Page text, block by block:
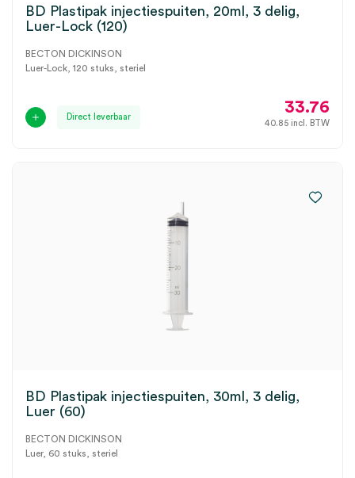
BD Plastipak injectiespuiten, 20ml, 3 delig,
Luer-Lock (120)
BECTON DICKINSON
Luer-Lock, 120 stuks, steriel
Direct leverbaar
33.76
40.85 incl. BTW
BD Plastipak injectiespuiten, 30ml, 3 delig,
Luer (60)
BECTON DICKINSON
Luer, 60 stuks, steriel